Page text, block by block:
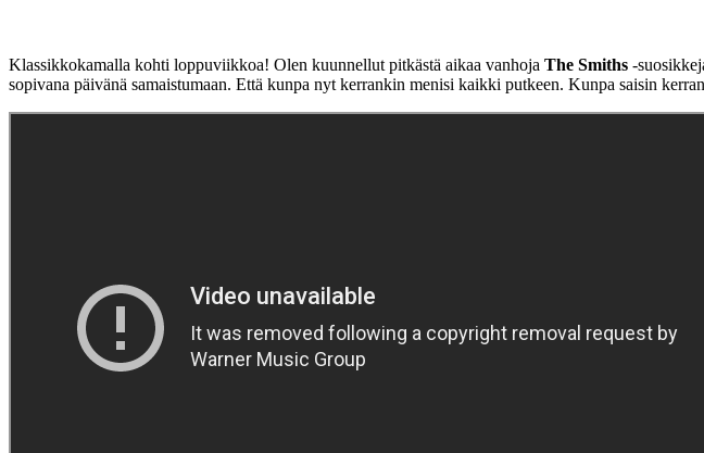
Klassikkokamalla kohti loppuviikkoa! Olen kuunnellut pitkästä aikaa vanhoja The Smiths -
sopivana päivänä samaistumaan. Että kunpa nyt kerrankin menisi kaikki putkeen. Kunpa saisin